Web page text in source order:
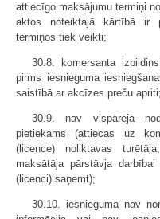
attiecīgo maksājumu termiņi
aktos noteiktajā kārtībā ir
termiņos tiek veikti;
30.8. komersanta
pirms iesnieguma
saistībā ar akcīzes preču apriti;
30.9. nav vispārējā
pietiekams (attiecas uz
(licence) noliktavas
maksātāja pārstāvja
(licenci) saņemt);
30.10. iesniegumā nav